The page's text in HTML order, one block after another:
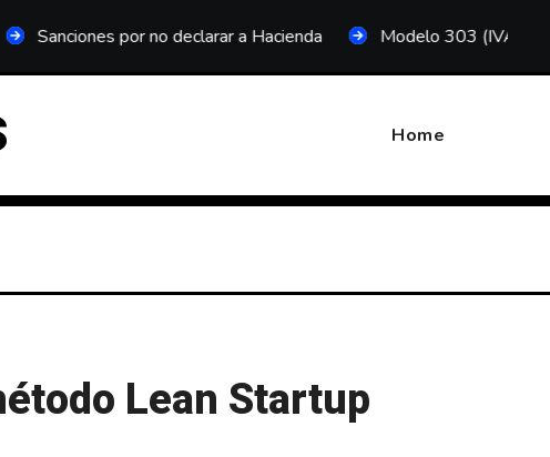
por no declarar a Hacienda Modelo 303 (IVA trimestral)
Home
Lean Startup